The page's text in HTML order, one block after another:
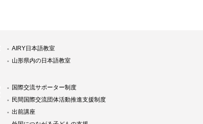
AIRY日本語教室
山形県内の日本語教室
国際交流サポーター制度
民間国際交流団体活動推進支援制度
出前講座